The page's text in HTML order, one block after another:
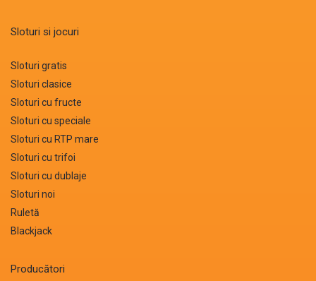
Sloturi si jocuri
Sloturi gratis
Sloturi clasice
Sloturi cu fructe
Sloturi cu speciale
Sloturi cu RTP mare
Sloturi cu trifoi
Sloturi cu dublaje
Sloturi noi
Ruletă
Blackjack
Producători